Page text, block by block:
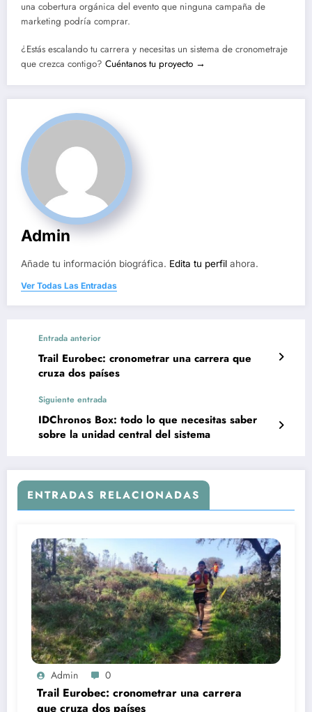
una cobertura orgánica del evento que ninguna campaña de
marketing podría comprar.
¿Estás escalando tu carrera y necesitas un sistema de cronometraje
que crezca contigo? Cuéntanos tu proyecto →
Admin
Añade tu información biográfica. Edita tu perfil ahora.
Ver Todas Las Entradas
Entrada anterior
Trail Eurobec: cronometrar una carrera que
cruza dos países
Siguiente entrada
IDChronos Box: todo lo que necesitas saber
sobre la unidad central del sistema
ENTRADAS RELACIONADAS
Admin 0
Trail Eurobec: cronometrar una carrera
que cruza dos países